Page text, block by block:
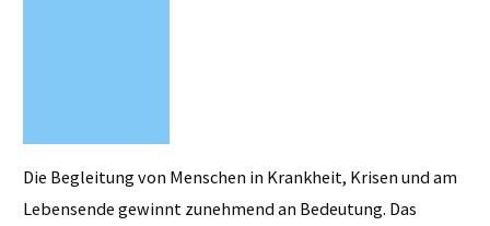
Die Begleitung von Menschen in Krankheit, Krisen und am
Lebensende gewinnt zunehmend an Bedeutung. Das